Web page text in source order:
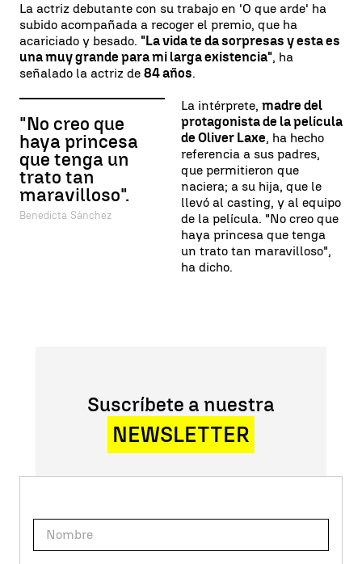
La actriz debutante con su trabajo en 'O que arde' ha
subido acompañada a recoger el premio, que ha
acariciado y besado. "La vida te da sorpresas y esta es
una muy grande para mi larga existencia", ha
señalado la actriz de 84 años.
"No creo que
haya princesa
que tenga un
trato tan
maravilloso".
Benedicta Sánchez
La intérprete, madre del
protagonista de la película
de Oliver Laxe, ha hecho
referencia a sus padres,
que permitieron que
naciera; a su hija, que le
llevó al casting, y al equipo
de la película. "No creo que
haya princesa que tenga
un trato tan maravilloso",
ha dicho.
Suscríbete a nuestra
NEWSLETTER